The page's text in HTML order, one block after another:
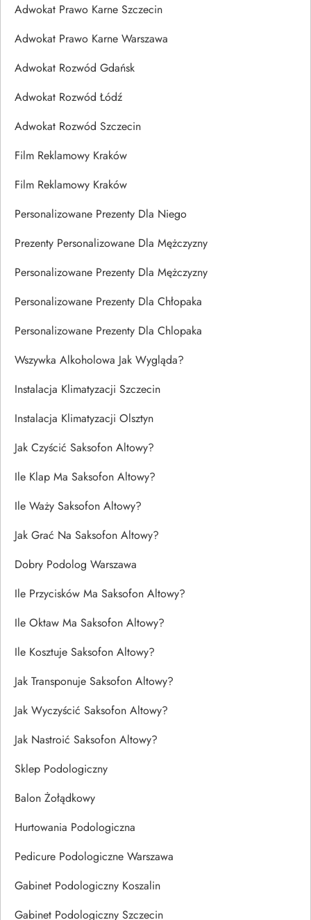
Adwokat Prawo Karne Szczecin
Adwokat Prawo Karne Warszawa
Adwokat Rozwód Gdańsk
Adwokat Rozwód Łódź
Adwokat Rozwód Szczecin
Film Reklamowy Kraków
Film Reklamowy Kraków
Personalizowane Prezenty Dla Niego
Prezenty Personalizowane Dla Mężczyzny
Personalizowane Prezenty Dla Mężczyzny
Personalizowane Prezenty Dla Chłopaka
Personalizowane Prezenty Dla Chlopaka
Wszywka Alkoholowa Jak Wygląda?
Instalacja Klimatyzacji Szczecin
Instalacja Klimatyzacji Olsztyn
Jak Czyścić Saksofon Altowy?
Ile Klap Ma Saksofon Altowy?
Ile Waży Saksofon Altowy?
Jak Grać Na Saksofon Altowy?
Dobry Podolog Warszawa
Ile Przycisków Ma Saksofon Altowy?
Ile Oktaw Ma Saksofon Altowy?
Ile Kosztuje Saksofon Altowy?
Jak Transponuje Saksofon Altowy?
Jak Wyczyścić Saksofon Altowy?
Jak Nastroić Saksofon Altowy?
Sklep Podologiczny
Balon Żołądkowy
Hurtowania Podologiczna
Pedicure Podologiczne Warszawa
Gabinet Podologiczny Koszalin
Gabinet Podologiczny Szczecin